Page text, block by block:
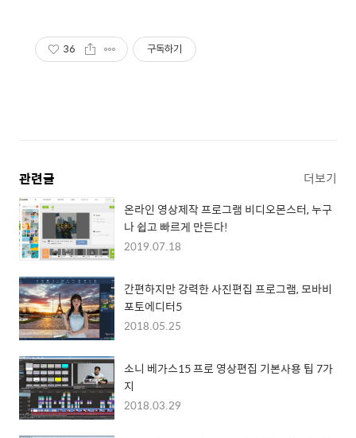
36 구독하기
관련글 더보기
온라인 영상제작 프로그램 비디오몬스터, 누구
나 쉽고 빠르게 만든다!
2019.07.18
간편하지만 강력한 사진편집 프로그램, 모바비
포토에디터5
2018.05.25
소니 베가스15 프로 영상편집 기본사용 팁 7가
지
2018.03.29